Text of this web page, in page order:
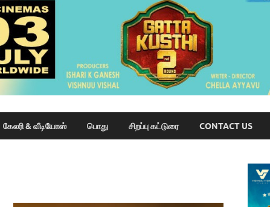
கேலரி & வீடியோஸ் பொது சிறப்பு கட்டுரை CONTACT US